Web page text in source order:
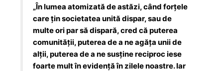
„În lumea atomizată de astăzi, când forţele
care ţin societatea unită dispar, sau de
multe ori par să dispară, cred că puterea
comunităţii, puterea de a ne agăţa unii de
alţii, puterea de a ne susţine reciproc iese
foarte mult în evidenţă în zilele noastre. Iar